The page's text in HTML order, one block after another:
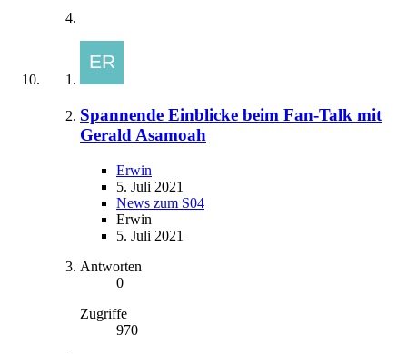
Spannende Einblicke beim Fan-Talk mit
Gerald Asamoah
Erwin
5. Juli 2021
News zum S04
Erwin
5. Juli 2021
Antworten
0
Zugriffe
970